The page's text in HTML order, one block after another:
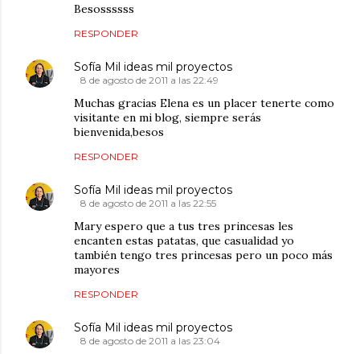
Besossssss
RESPONDER
Sofía Mil ideas mil proyectos
8 de agosto de 2011 a las 22:49
Muchas gracias Elena es un placer tenerte como
visitante en mi blog, siempre serás
bienvenida,besos
RESPONDER
Sofía Mil ideas mil proyectos
8 de agosto de 2011 a las 22:55
Mary espero que a tus tres princesas les
encanten estas patatas, que casualidad yo
también tengo tres princesas pero un poco más
mayores
RESPONDER
Sofía Mil ideas mil proyectos
8 de agosto de 2011 a las 23:04